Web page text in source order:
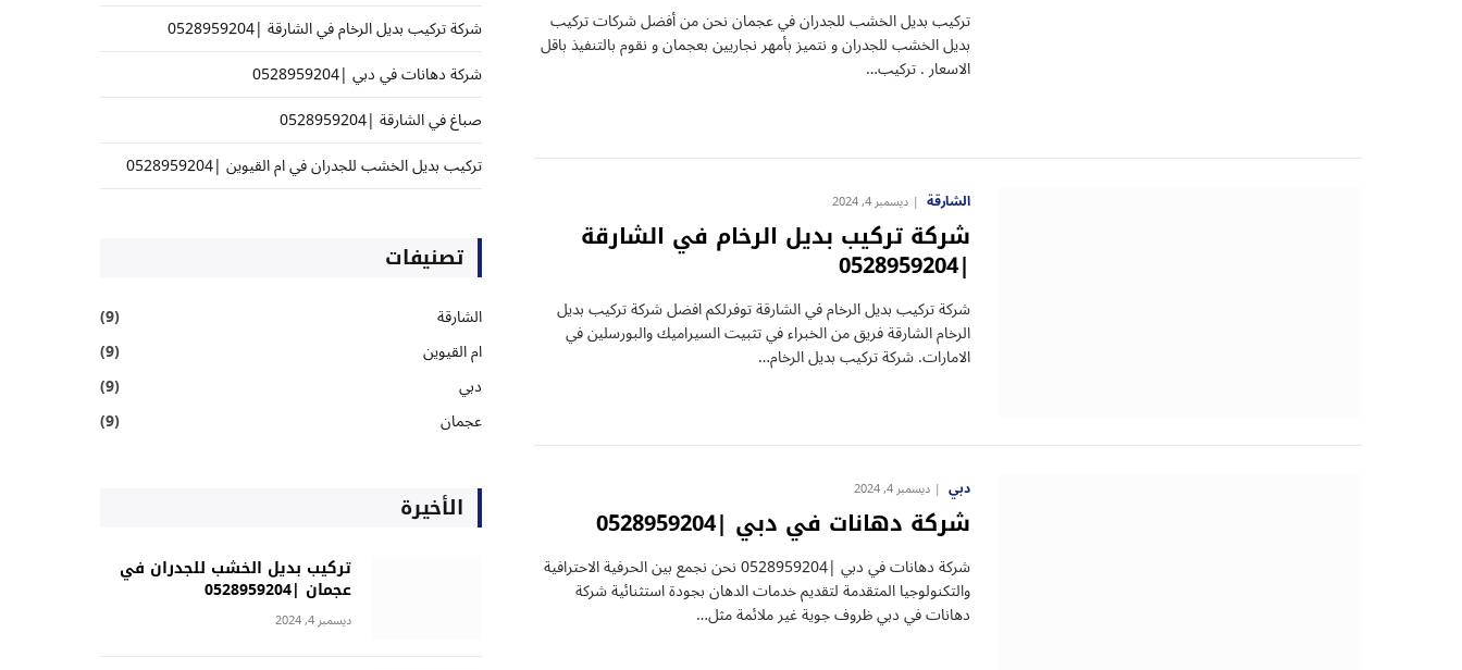
تركيب بديل الخشب للجدران في عجمان نحن من أفضل شركات تركيب
بديل الخشب للجدران و نتميز بأمهر نجاريين بعجمان و نقوم بالتنفيذ باقل
الاسعار . تركيب…
الشارقة ديسمبر 4, 2024
شركة تركيب بديل الرخام في الشارقة
|0528959204
شركة تركيب بديل الرخام في الشارقة توفرلكم افضل شركة تركيب بديل
الرخام الشارقة فريق من الخبراء في تثبيت السيراميك والبورسلين في
الامارات. شركة تركيب بديل الرخام…
دبي ديسمبر 4, 2024
شركة دهانات في دبي |0528959204
شركة دهانات في دبي |0528959204 نحن نجمع بين الحرفية الاحترافية
والتكنولوجيا المتقدمة لتقديم خدمات الدهان بجودة استثنائية شركة
دهانات في دبي ظروف جوية غير ملائمة مثل…
شركة تركيب بديل الرخام في الشارقة |0528959204
شركة دهانات في دبي |0528959204
صباغ في الشارقة |0528959204
تركيب بديل الخشب للجدران في ام القيوين |0528959204
تصنيفات
الشارقة
(9)
ام القيوين
(9)
دبي
(9)
عجمان
(9)
الأخيرة
تركيب بديل الخشب للجدران في
عجمان |0528959204
ديسمبر 4, 2024